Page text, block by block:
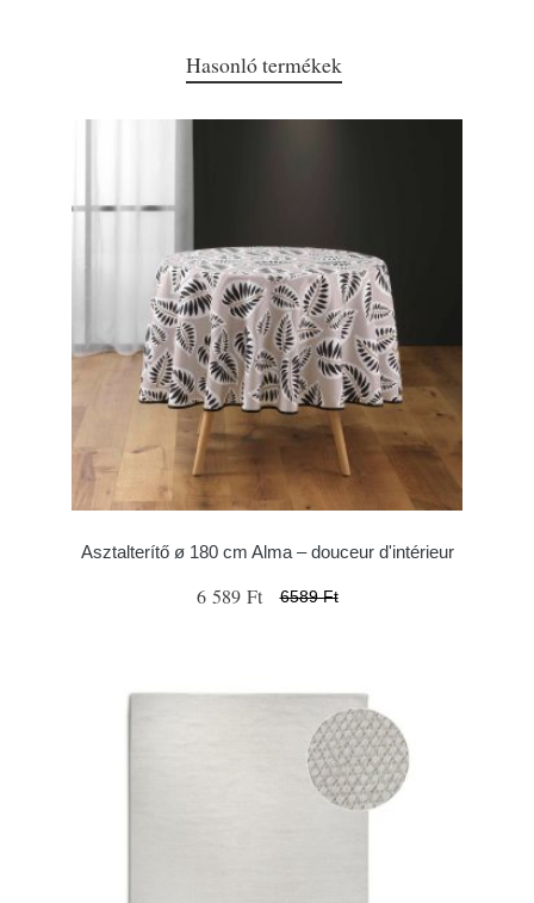
Hasonló termékek
Asztalterítő ø 180 cm Alma – douceur d'intérieur
6 589 Ft 6589 Ft